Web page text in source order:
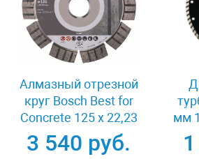
Алмазный отрезной
круг Bosch Best for
Concrete 125 x 22,23
x 2,2 x 12 mm
3 540 руб.
мм